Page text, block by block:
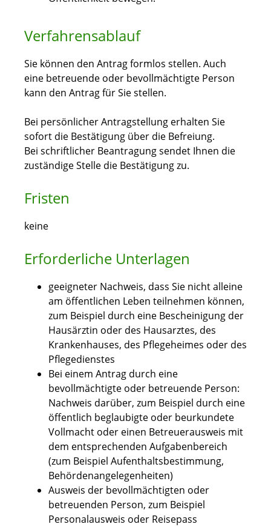
Verfahrensablauf
Sie können den Antrag formlos stellen. Auch
eine betreuende oder bevollmächtigte Person
kann den Antrag für Sie stellen.
Bei persönlicher Antragstellung erhalten Sie
sofort die Bestätigung über die Befreiung.
Bei schriftlicher Beantragung sendet Ihnen die
zuständige Stelle die Bestätigung zu.
Fristen
keine
Erforderliche Unterlagen
geeigneter Nachweis, dass Sie nicht alleine
am öffentlichen Leben teilnehmen können,
zum Beispiel durch eine Bescheinigung der
Hausärztin oder des Hausarztes, des
Krankenhauses, des Pflegeheimes oder des
Pflegedienstes
Bei einem Antrag durch eine
bevollmächtigte oder betreuende Person:
Nachweis darüber, zum Beispiel durch eine
öffentlich beglaubigte oder beurkundete
Vollmacht oder einen Betreuerausweis mit
dem entsprechenden Aufgabenbereich
(zum Beispiel Aufenthaltsbestimmung,
Behördenangelegenheiten)
Ausweis der bevollmächtigten oder
betreuenden Person, zum Beispiel
Personalausweis oder Reisepass